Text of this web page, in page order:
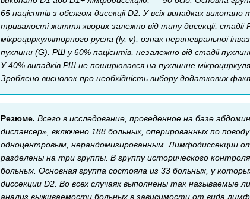
65 пацієнтів з обсягом дисекції D2. У всіх випадках
тривалості життя хворих залежно від типу дисекції,
мікроциркуляторного русла (ly, v), ознак периневральної
пухлини (G). РШ у 60% пацієнтів, незалежно від стадії
У 40% випадків РШ не поширювався на пухлинне
Зроблено висновок про необхідність вибору додаткових
Резюме. Всего в исследование, проведенное на базе
диспансер», включено 188 больных, оперированных по
одноцентровым, нерандомизированным. Лимфодиссекции
разделены на три группы. В группу исторического
больных. Основная группа состояла из 33 больных, у
диссекции D2. Во всех случаях выполнены так
анализ выживаемости больных в зависимости от вида